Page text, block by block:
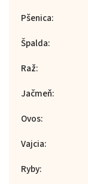
Pšenica:
Špalda:
Raž:
Jačmeň:
Ovos:
Vajcia:
Ryby: